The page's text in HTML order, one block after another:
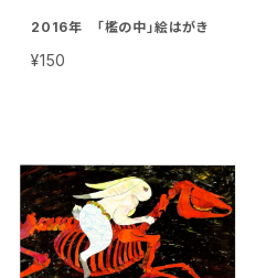
2016年 「檻の中」絵はがき
¥150